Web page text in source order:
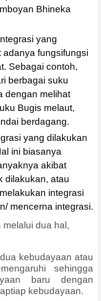
Bhineka
yang
fungsifungsi
Sebagai contoh,
berbagai suku
dengan melihat
Bugis melaut,
berdagang.
yang dilakukan
ini biasanya
akibat
dilakukan, atau
integrasi
mencerna integrasi.
dua hal,
kebudayaan atau
sehingga
baru dengan
kebudayaan.